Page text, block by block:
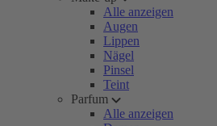
Alle anzeigen
Augen
Lippen
Nägel
Pinsel
Teint
Parfum
Alle anzeigen